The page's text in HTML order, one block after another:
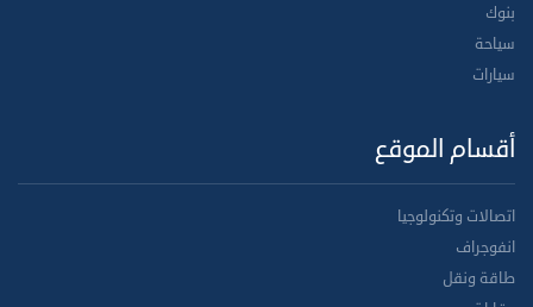
بنوك
سياحة
سيارات
أقسام الموقع
اتصالات وتكنولوجيا
انفوجراف
طاقة ونقل